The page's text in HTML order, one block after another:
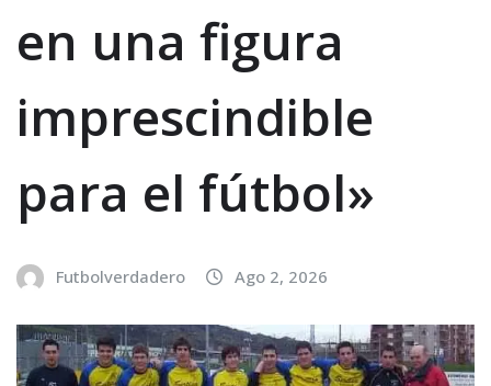
en una figura
imprescindible
para el fútbol»
Futbolverdadero Ago 2, 2026